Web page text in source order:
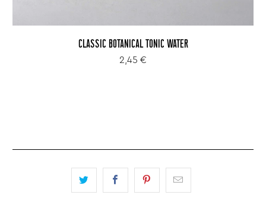
CLASSIC BOTANICAL TONIC WATER
2,45 €